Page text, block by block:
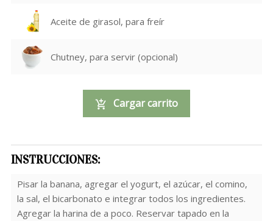
Aceite de girasol, para freír
Chutney, para servir (opcional)
Cargar carrito
INSTRUCCIONES:
Pisar la banana, agregar el yogurt, el azúcar, el comino,
la sal, el bicarbonato e integrar todos los ingredientes.
Agregar la harina de a poco. Reservar tapado en la